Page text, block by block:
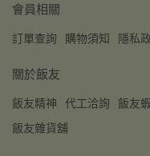
會員相關
訂單查詢 購物須知 隱私
關於飯友
飯友精神 代工洽詢 飯友
飯友雜貨舖